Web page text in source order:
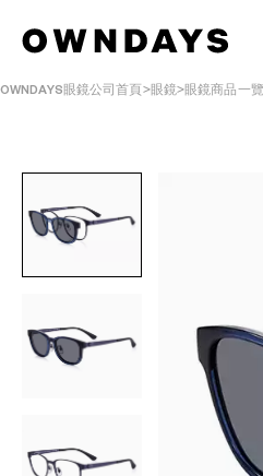
OWNDAYS眼鏡公司首頁 眼鏡 眼鏡商品一覽